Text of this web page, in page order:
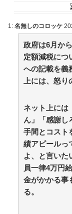
【阪神対中
【悲報】岡本
36歳の彼女と
ら信じられな
ライン (12/24
Powered by livedoor 相
ずっと好き。
【ｗ】物凄く
- 総合 NEW! (8/8
韓国人の対日
は終わった？
- 総合
NEW! (8/8
【竹外交】
怒させた高市
法 / 5chまとめ
1: 名無しのコロッケ
政府は6月か
定額減税につ
への記載を義
上には、怒り
ネット上には
ん」「感謝し
手間とコスト
績アピールっ
よ、と言いた
員一律4万円
金がかかる事
る。